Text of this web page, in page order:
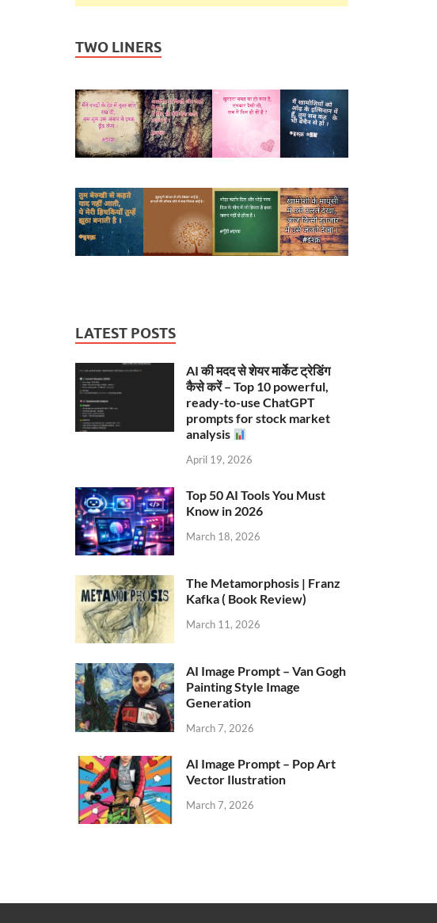
TWO LINERS
LATEST POSTS
AI की मदद से शेयर मार्केट ट्रेडिंग
कैसे करें – Top 10 powerful,
ready-to-use ChatGPT
prompts for stock market
analysis
April 19, 2026
Top 50 AI Tools You Must
Know in 2026
March 18, 2026
The Metamorphosis | Franz
Kafka ( Book Review)
March 11, 2026
AI Image Prompt – Van Gogh
Painting Style Image
Generation
March 7, 2026
AI Image Prompt – Pop Art
Vector Ilustration
March 7, 2026